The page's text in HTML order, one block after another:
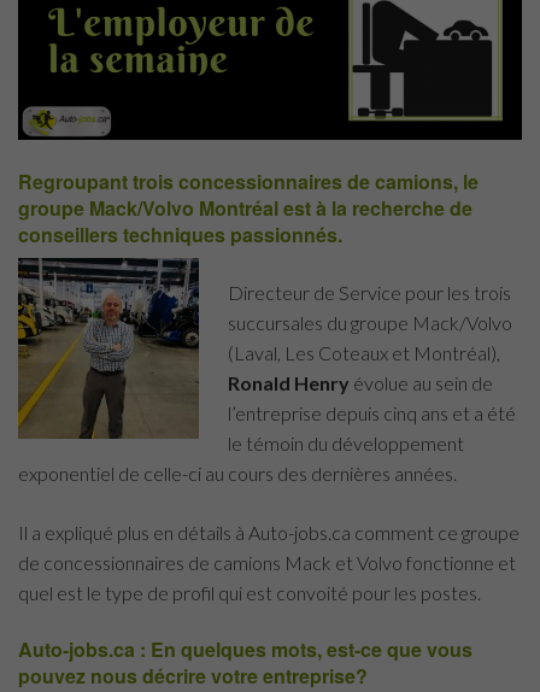
Regroupant trois concessionnaires de camions, le
groupe Mack/Volvo Montréal est à la recherche de
conseillers techniques passionnés.
Directeur de Service pour les trois
succursales du groupe Mack/Volvo
(Laval, Les Coteaux et Montréal),
Ronald Henry évolue au sein de
l’entreprise depuis cinq ans et a été
le témoin du développement
exponentiel de celle-ci au cours des dernières années.
Il a expliqué plus en détails à Auto-jobs.ca comment ce groupe
de concessionnaires de camions Mack et Volvo fonctionne et
quel est le type de profil qui est convoité pour les postes.
Auto-jobs.ca : En quelques mots, est-ce que vous
pouvez nous décrire votre entreprise?